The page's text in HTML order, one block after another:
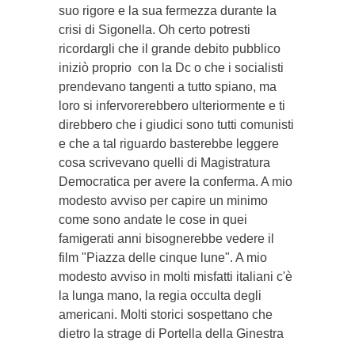
suo rigore e la sua fermezza durante la
crisi di Sigonella. Oh certo potresti
ricordargli che il grande debito pubblico
iniziò proprio con la Dc o che i socialisti
prendevano tangenti a tutto spiano, ma
loro si infervorerebbero ulteriormente e ti
direbbero che i giudici sono tutti comunisti
e che a tal riguardo basterebbe leggere
cosa scrivevano quelli di Magistratura
Democratica per avere la conferma. A mio
modesto avviso per capire un minimo
come sono andate le cose in quei
famigerati anni bisognerebbe vedere il
film "Piazza delle cinque lune". A mio
modesto avviso in molti misfatti italiani c'è
la lunga mano, la regia occulta degli
americani. Molti storici sospettano che
dietro la strage di Portella della Ginestra